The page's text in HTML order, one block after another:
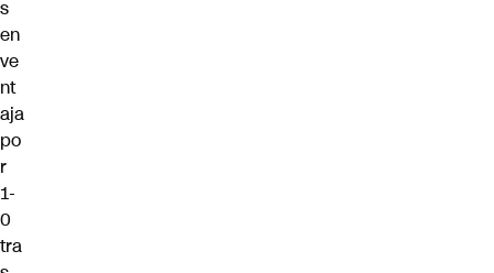
s
en
ve
nt
aja
po
r
1-
0
tra